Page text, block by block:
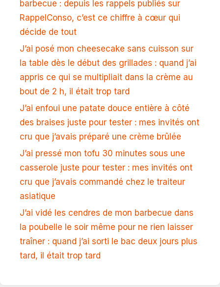
barbecue : depuis les rappels publiés sur
RappelConso, c’est ce chiffre à cœur qui
décide de tout
J’ai posé mon cheesecake sans cuisson sur
la table dès le début des grillades : quand j’ai
appris ce qui se multipliait dans la crème au
bout de 2 h, il était trop tard
J’ai enfoui une patate douce entière à côté
des braises juste pour tester : mes invités ont
cru que j’avais préparé une crème brûlée
J’ai pressé mon tofu 30 minutes sous une
casserole juste pour tester : mes invités ont
cru que j’avais commandé chez le traiteur
asiatique
J’ai vidé les cendres de mon barbecue dans
la poubelle le soir même pour ne rien laisser
traîner : quand j’ai sorti le bac deux jours plus
tard, il était trop tard